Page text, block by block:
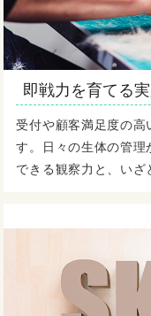
即戦力を育てる
受付や顧客満足度の高
す。日々の生体の管
できる観察力と、いざ